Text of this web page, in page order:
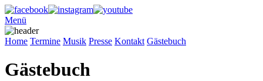
Menü
Home Termine Musik Presse Kontakt Gästebuch
Gästebuch